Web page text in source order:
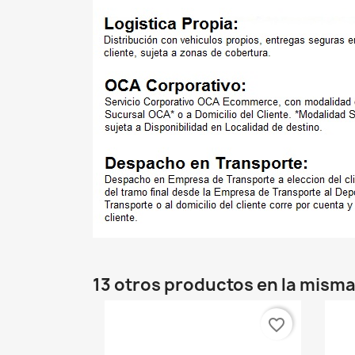
13 otros productos en la
favorite_border